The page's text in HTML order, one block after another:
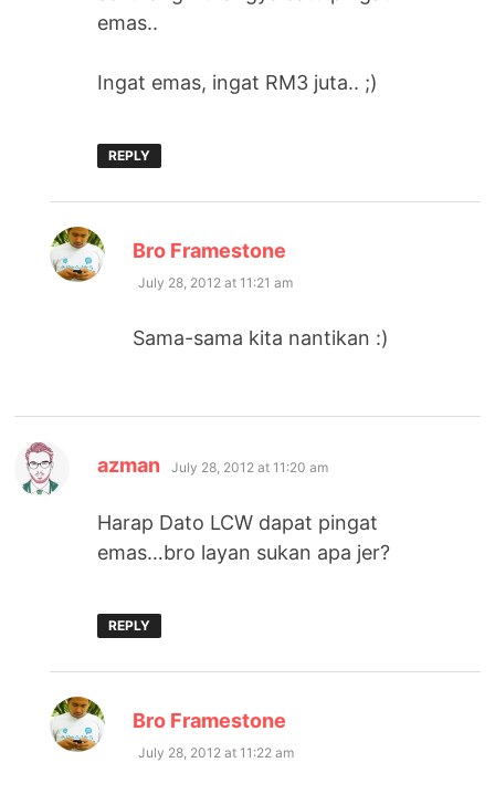
emas..
Ingat emas, ingat RM3 juta.. ;)
REPLY
Bro Framestone
July 28, 2012 at 11:21 am
Sama-sama kita nantikan :)
azman says:
July 28, 2012 at 11:20 am
Harap Dato LCW dapat pingat
emas…bro layan sukan apa jer?
REPLY
Bro Framestone
July 28, 2012 at 11:22 am